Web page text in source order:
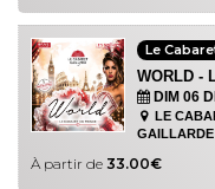
Le
WORLD -
DIM 06
LE
GAILLARDE
À partir de 33.00€